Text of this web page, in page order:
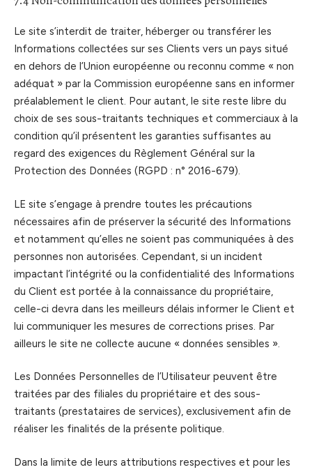
Le site s’interdit de traiter, héberger ou transférer les
Informations collectées sur ses Clients vers un pays situé
en dehors de l’Union européenne ou reconnu comme « non
adéquat » par la Commission européenne sans en informer
préalablement le client. Pour autant, le site reste libre du
choix de ses sous-traitants techniques et commerciaux à la
condition qu’il présentent les garanties suffisantes au
regard des exigences du Règlement Général sur la
Protection des Données (RGPD : n° 2016-679).
LE site s’engage à prendre toutes les précautions
nécessaires afin de préserver la sécurité des Informations
et notamment qu’elles ne soient pas communiquées à des
personnes non autorisées. Cependant, si un incident
impactant l’intégrité ou la confidentialité des Informations
du Client est portée à la connaissance du propriétaire,
celle-ci devra dans les meilleurs délais informer le Client et
lui communiquer les mesures de corrections prises. Par
ailleurs le site ne collecte aucune « données sensibles ».
Les Données Personnelles de l’Utilisateur peuvent être
traitées par des filiales du propriétaire et des sous-
traitants (prestataires de services), exclusivement afin de
réaliser les finalités de la présente politique.
Dans la limite de leurs attributions respectives et pour les